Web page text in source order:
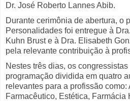
Dr. José Roberto Lannes Abib.
Durante cerimônia de abertura, o
Personalidades foi entregue à
Kuhn Brust e à Dra. Elisabeth
pela relevante contribuição à
Nestes três dias, os
programação dividida em quatro
relevantes para a profissão
Farmacêutico, Estética, Farmácia